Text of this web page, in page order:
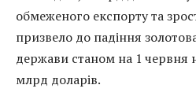
обмеженого експорту та
призвело до падіння
держави станом на 1 червня
млрд доларів.